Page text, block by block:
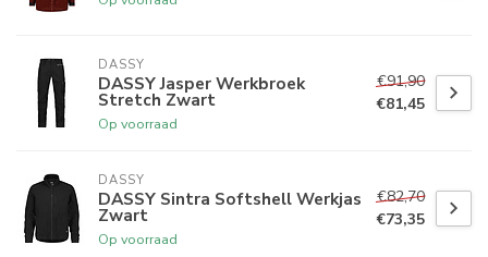
DASSY
DASSY Jasper Werkbroek
Stretch Zwart
Op voorraad
€91,90
€81,45
DASSY
DASSY Sintra Softshell Werkjas
Zwart
Op voorraad
€82,70
€73,35